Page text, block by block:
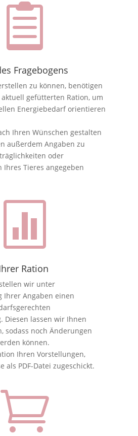

Fragebogens
zu können, benötigen
gefütterten Ration, um
Energiebedarf orientieren
Ihren Wünschen gestalten
außerdem Angaben zu
oder
Ihres Tieres angegeben

Ration
wir unter
Ihrer Angaben einen
Diesen lassen wir Ihnen
sodass noch Änderungen
können.
Ihren Vorstellungen,
als PDF-Datei zugeschickt.
